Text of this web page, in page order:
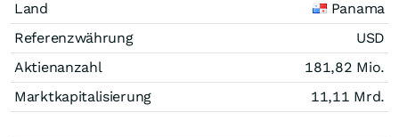
Land
Panama
Referenzwährung
USD
Aktienanzahl
181,82 Mio.
Marktkapitalisierung
11,11 Mrd.